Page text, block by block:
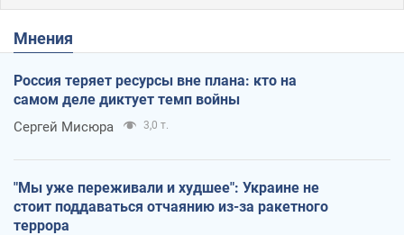
Мнения
Россия теряет ресурсы вне плана: кто на
самом деле диктует темп войны
Сергей Мисюра 3,0 т.
"Мы уже переживали и худшее": Украине не
стоит поддаваться отчаянию из-за ракетного
террора